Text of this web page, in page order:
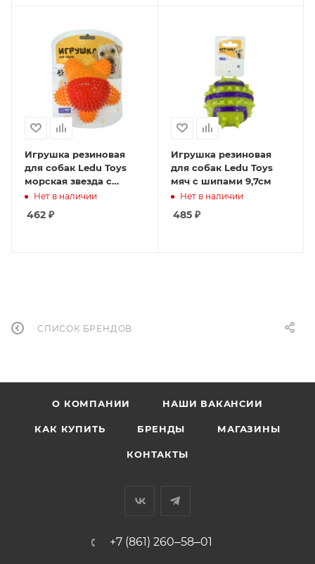
Игрушка резиновая
для собак Ledu Toys
морская звезда с
пищалкой 13,3x12,7x5,8
Нет в наличии
462 ₽
Игрушка резиновая
для собак Ledu Toys
мяч с шипами 9,7см
Нет в наличии
485₽
СПИСОК БРЕНДОВ
О КОМПАНИИ НАШИ ВАКАНСИИ
КАК КУПИТЬ БРЕНДЫ МАГАЗИНЫ
КОНТАКТЫ
+7 (861) 260‒58‒01